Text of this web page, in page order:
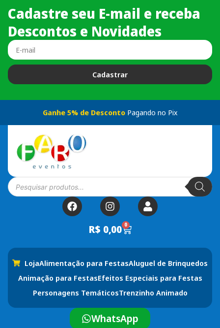
Cadastre seu E-mail e receba
Descontos e Novidades
Cadastrar
Ganhe 5% de DescontoPagando no Pix
R$ 0,00 0
LojaAlimentação para FestasAluguel de Brinquedos
Animação para FestasEfeitos Especiais para Festas
Personagens TemáticosTrenzinho Animado
WhatsApp